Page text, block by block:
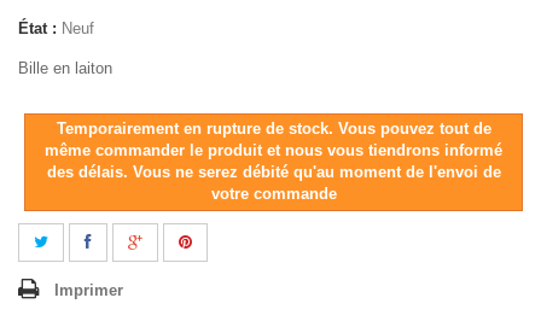
État : Neuf
Bille en laiton
Temporairement en rupture de stock. Vous pouvez tout de
même commander le produit et nous vous tiendrons informé
des délais. Vous ne serez débité qu'au moment de l'envoi de
votre commande
Imprimer